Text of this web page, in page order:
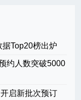
Top20榜出炉
约人数突破5000
启新批次预订